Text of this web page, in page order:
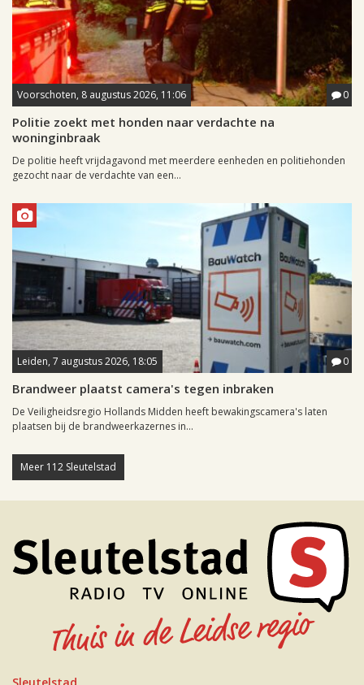
Voorschoten, 8 augustus 2026, 11:06 0
Politie zoekt met honden naar verdachte na
woninginbraak
De politie heeft vrijdagavond met meerdere eenheden en politiehonden
gezocht naar de verdachte van een...
Leiden, 7 augustus 2026, 18:05 0
Brandweer plaatst camera's tegen inbraken
De Veiligheidsregio Hollands Midden heeft bewakingscamera's laten
plaatsen bij de brandweerkazernes in...
Meer 112 Sleutelstad